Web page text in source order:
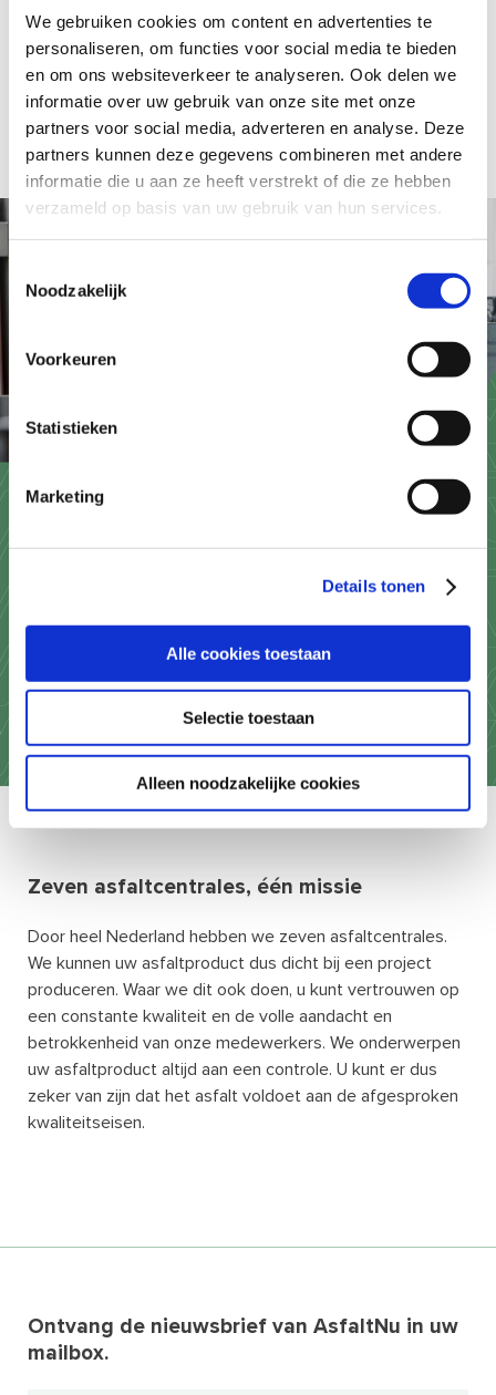
We gebruiken cookies om content en advertenties te
personaliseren, om functies voor social media te bieden
en om ons websiteverkeer te analyseren. Ook delen we
informatie over uw gebruik van onze site met onze
partners voor social media, adverteren en analyse. Deze
partners kunnen deze gegevens combineren met andere
informatie die u aan ze heeft verstrekt of die ze hebben
verzameld op basis van uw gebruik van hun services.
Noodzakelijk
Voorkeuren
Statistieken
Marketing
Details tonen
Alle cookies toestaan
Selectie toestaan
Alleen noodzakelijke cookies
KOM IN CONTACT
Meer over ons
Technologie
Onze asfaltcentrales
KAM
Zeven asfaltcentrales, één missie
Door heel Nederland hebben we zeven asfaltcentrales.
We kunnen uw asfaltproduct dus dicht bij een project
produceren. Waar we dit ook doen, u kunt vertrouwen op
een constante kwaliteit en de volle aandacht en
betrokkenheid van onze medewerkers. We onderwerpen
uw asfaltproduct altijd aan een controle. U kunt er dus
zeker van zijn dat het asfalt voldoet aan de afgesproken
kwaliteitseisen.
Ontvang de nieuwsbrief van AsfaltNu in uw
mailbox.